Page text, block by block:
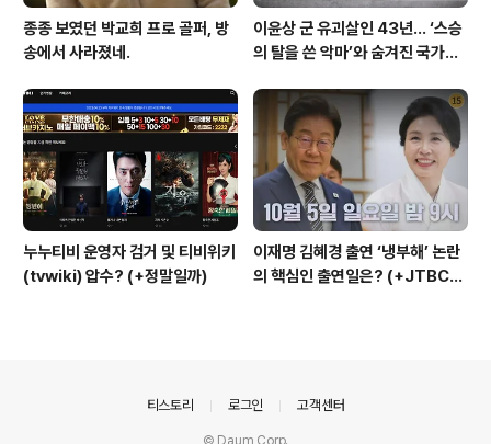
종종 보였던 박교희 프로 골퍼, 방
송에서 사라졌네.
이윤상 군 유괴살인 43년… ‘스승
의 탈을 쓴 악마’와 숨겨진 국가폭
누누티비 운영자 검거 및 티비위키
(tvwiki) 압수? (+정말일까)
이재명 김혜경 출연 ‘냉부해’ 논란
의 핵심인 출연일은? (+JTBC
티스토리 로그인 고객센터
© Daum Corp.